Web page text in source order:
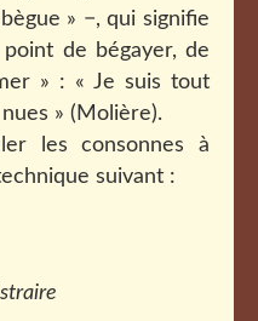
» −, qui signifie
de bégayer, de
» : « Je suis tout
» (Molière).
les consonnes à
suivant :